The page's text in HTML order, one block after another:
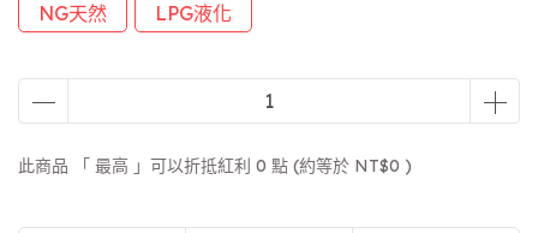
NG天然
LPG液化
此商品 「 最高 」可以折抵紅利 0 點 (約等於 NT$0 )